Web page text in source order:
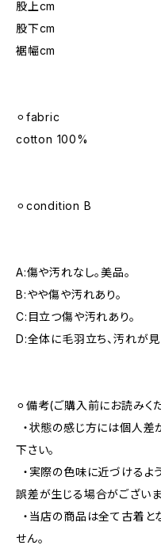
股上cm
股下cm
裾幅cm
⚪︎fabric
cotton 100%
⚪︎condition B
A:傷や汚れなし。美品。
B:やや傷や汚れあり。
C:目立つ傷や汚れあり。
D:全体に毛羽立ち、汚れが見
⚪︎備考(ご購入前にお読みく
・状態の感じ方には個人差
下さい。
・実際の色味に近づけるよ
誤差が生じる場合がござい
・当店の商品は全て古着と
せん。